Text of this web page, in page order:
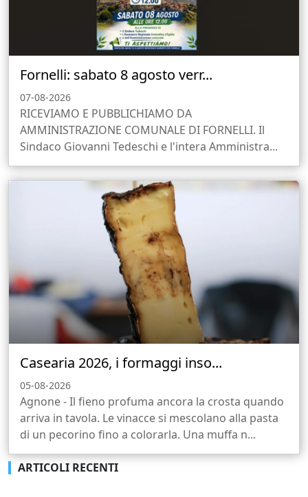
Fornelli: sabato 8 agosto verr...
07-08-2026
RICEVIAMO E PUBBLICHIAMO DA
AMMINISTRAZIONE COMUNALE DI FORNELLI. Il
Sindaco Giovanni Tedeschi e l'intera Amministra...
Casearia 2026, i formaggi inso...
05-08-2026
Agnone - Il fieno profuma ancora la crosta quando
arriva in tavola. Le vinacce si mescolano alla pasta
di un pecorino fino a colorarla. Una muffa n...
ARTICOLI RECENTI